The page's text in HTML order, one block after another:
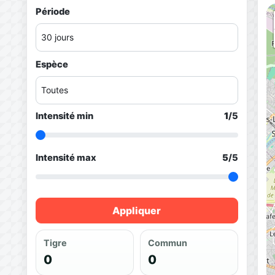
Période
Espèce
Intensité min 1/5
Intensité max 5/5
Appliquer
Tigre
0
Commun
0